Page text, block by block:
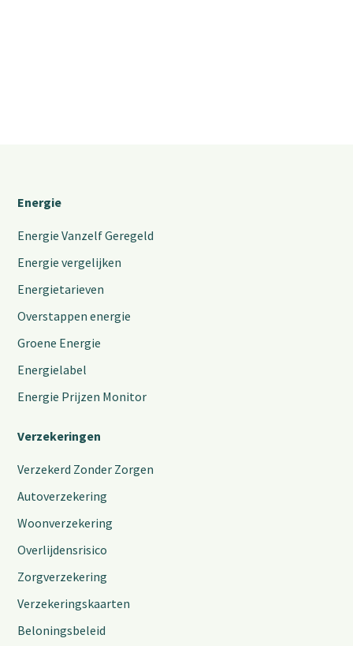
Energie
Energie Vanzelf Geregeld
Energie vergelijken
Energietarieven
Overstappen energie
Groene Energie
Energielabel
Energie Prijzen Monitor
Verzekeringen
Verzekerd Zonder Zorgen
Autoverzekering
Woonverzekering
Overlijdensrisico
Zorgverzekering
Verzekeringskaarten
Beloningsbeleid